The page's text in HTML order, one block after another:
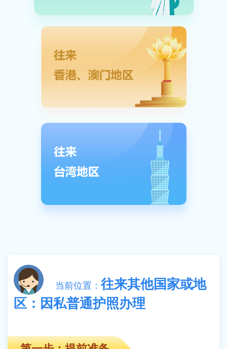
当前位置： 往来其他国家或地
区：因私普通护照办理